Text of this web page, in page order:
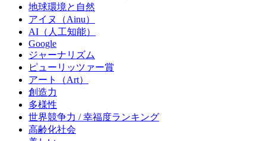
地球環境と自然
アイヌ（Ainu）
AI（人工知能）
Google
ジャーナリズム
ピューリッツァー賞
アート（Art）
創造力
多様性
世界競争力 / 幸福度ランキング
高齢化社会